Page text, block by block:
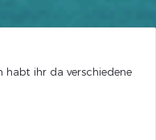
habt ihr da verschiedene